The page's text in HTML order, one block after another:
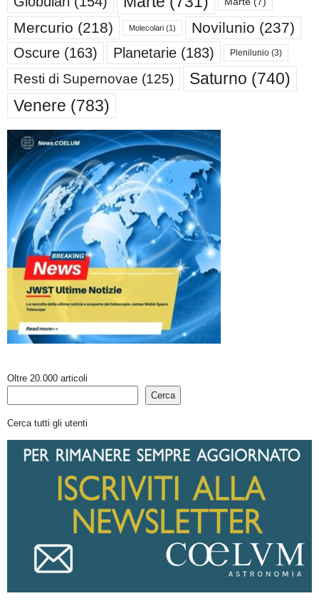
Mercurio (218) Molecolari (1) Novilunio (237)
Oscure (163) Planetarie (183) Plenilunio (3)
Resti di Supernovae (125) Saturno (740)
Venere (783)
Oltre 20.000 articoli
Cerca
Cerca tutti gli utenti